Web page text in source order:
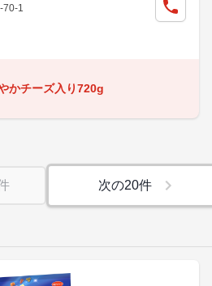
1
かチーズ入り720g
次の20件